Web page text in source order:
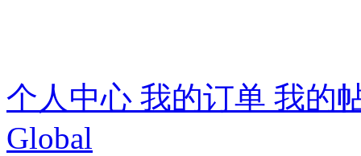
个人中心 我的订单 我的
Global